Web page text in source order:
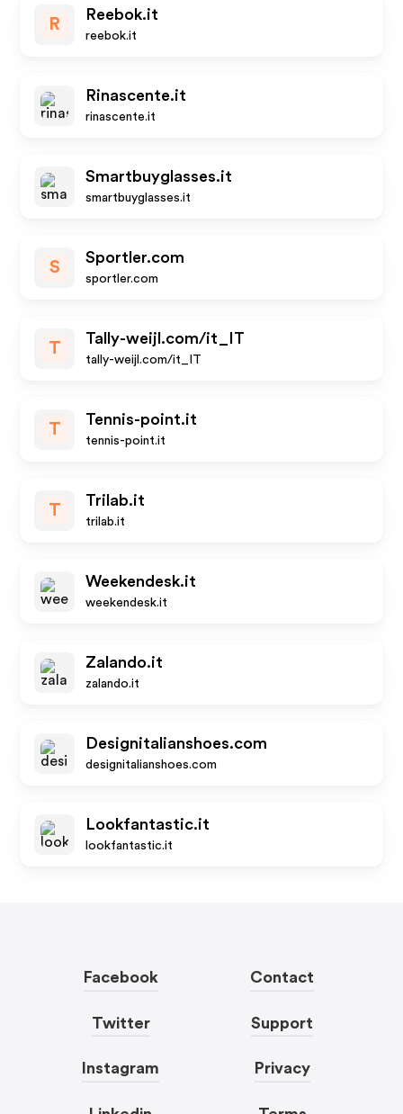
R
Reebok.it
reebok.it
Rinascente.it
rinascente.it
Smartbuyglasses.it
smartbuyglasses.it
S
Sportler.com
sportler.com
T
Tally-weijl.com/it_IT
tally-weijl.com/it_IT
T
Tennis-point.it
tennis-point.it
T
Trilab.it
trilab.it
Weekendesk.it
weekendesk.it
Zalando.it
zalando.it
Designitalianshoes.com
designitalianshoes.com
Lookfantastic.it
lookfantastic.it
Facebook
Twitter
Instagram
Contact
Support
Privacy